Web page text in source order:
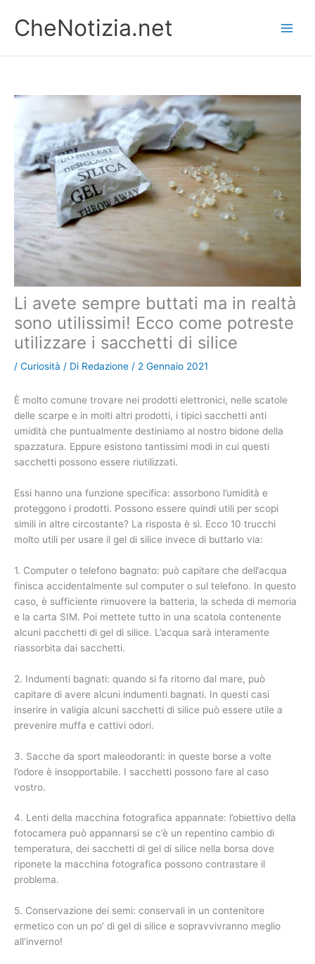
contenuto
CheNotizia.net
Li avete sempre buttati ma in realtà
sono utilissimi! Ecco come potreste
utilizzare i sacchetti di silice
/ Curiosità / Di Redazione / 2 Gennaio 2021
È molto comune trovare nei prodotti elettronici, nelle scatole
delle scarpe e in molti altri prodotti, i tipici sacchetti anti
umidità che puntualmente destiniamo al nostro bidone della
spazzatura. Eppure esistono tantissimi modi in cui questi
sacchetti possono essere riutilizzati.
Essi hanno una funzione specifica: assorbono l’umidità e
proteggono i prodotti. Possono essere quindi utili per scopi
simili in altre circostante? La risposta è sì. Ecco 10 trucchi
molto utili per usare il gel di silice invece di buttarlo via:
1. Computer o telefono bagnato: può capitare che dell’acqua
finisca accidentalmente sul computer o sul telefono. In questo
caso, è sufficiente rimuovere la batteria, la scheda di memoria
e la carta SIM. Poi mettete tutto in una scatola contenente
alcuni pacchetti di gel di silice. L’acqua sarà interamente
riassorbita dai sacchetti.
2. Indumenti bagnati: quando si fa ritorno dal mare, può
capitare di avere alcuni indumenti bagnati. In questi casi
inserire in valigia alcuni sacchetti di silice può essere utile a
prevenire muffa e cattivi odori.
3. Sacche da sport maleodoranti: in queste borse a volte
l’odore è insopportabile. I sacchetti possono fare al caso
vostro.
4. Lenti della macchina fotografica appannate: l’obiettivo della
fotocamera può appannarsi se c’è un repentino cambio di
temperatura, dei sacchetti di gel di silice nella borsa dove
riponete la macchina fotografica possono contrastare il
problema.
5. Conservazione dei semi: conservali in un contenitore
ermetico con un po’ di gel di silice e sopravvivranno meglio
all’inverno!